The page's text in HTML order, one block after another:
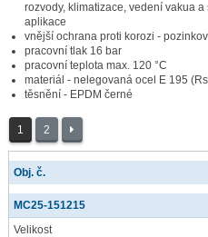
rozvody, klimatizace, vedení vakua a
aplikace
vnější ochrana proti korozi -
pracovní tlak 16 bar
pracovní teplota max. 120 °C
materiál - nelegovaná ocel E 195
těsnění - EPDM černé
1 2
Obj. č.
MC25-151215
Velikost